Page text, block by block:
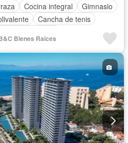
Cocina integral
Gimnasio
Cancha de tenis
Bienes Raíces